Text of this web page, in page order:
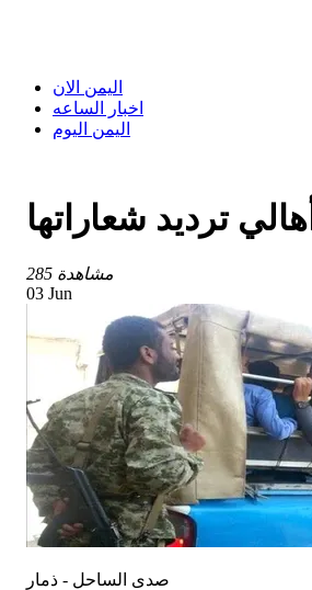
اليمن الان
اخبار الساعه
اليمن اليوم
ترديد شعاراتها
285 مشاهدة
03 Jun
صدى الساحل - ذمار